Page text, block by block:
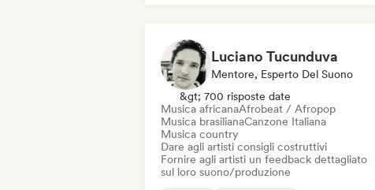
Luciano Tucunduva
Mentore, Esperto Del Suono
&gt; 700 risposte date
Musica africanaAfrobeat / Afropop
Musica brasilianaCanzone Italiana
Musica country
Dare agli artisti consigli costruttivi
Fornire agli artisti un feedback dettagliato
sul loro suono/produzione